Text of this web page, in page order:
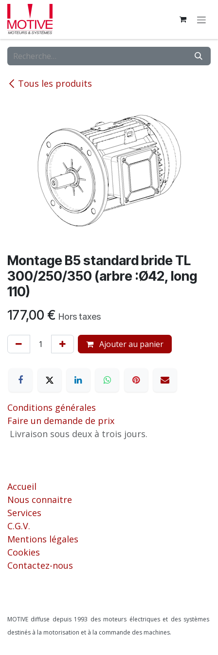
Se rendre au contenu
Tous les produits
Montage B5 standard bride TL
300/250/350 (arbre :Ø42, long
110)
177,00 € Hors taxes
Ajouter au panier
Conditions générales
Faire un demande de prix
Livraison sous deux à trois jours.
Accueil
Nous connaitre
Services
C.G.V.
Mentions légales
Cookies
Contactez-nous
MOTIVE diffuse depuis 1993 des moteurs électriques et des systèmes
destinés à la motorisation et à la commande des machines.